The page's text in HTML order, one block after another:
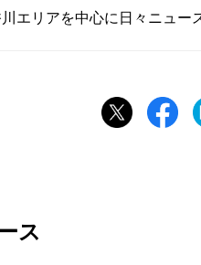
エリアを中心に日々ニュー
ス